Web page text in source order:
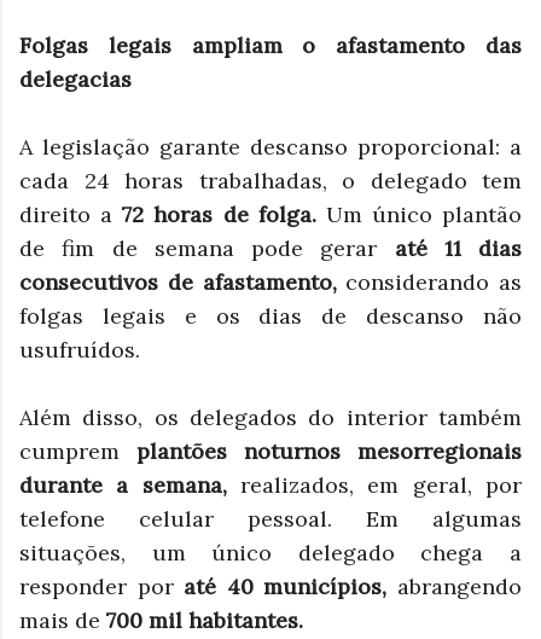
Folgas legais ampliam o afastamento das
delegacias
A legislação garante descanso proporcional: a
cada 24 horas trabalhadas, o delegado tem
direito a72 horas de folga.Um único plantão
de fim de semana pode gerar até 11 dias
consecutivos de afastamento,considerando as
folgas legais e os dias de descanso não
usufruídos.
Além disso, os delegados do interior também
cumprem plantões noturnos mesorregionais
durante a semana,realizados, em geral, por
telefone celular pessoal. Em algumas
situações, um único delegado chega a
responder por até 40 municípios, abrangendo
mais de 700 mil habitantes.